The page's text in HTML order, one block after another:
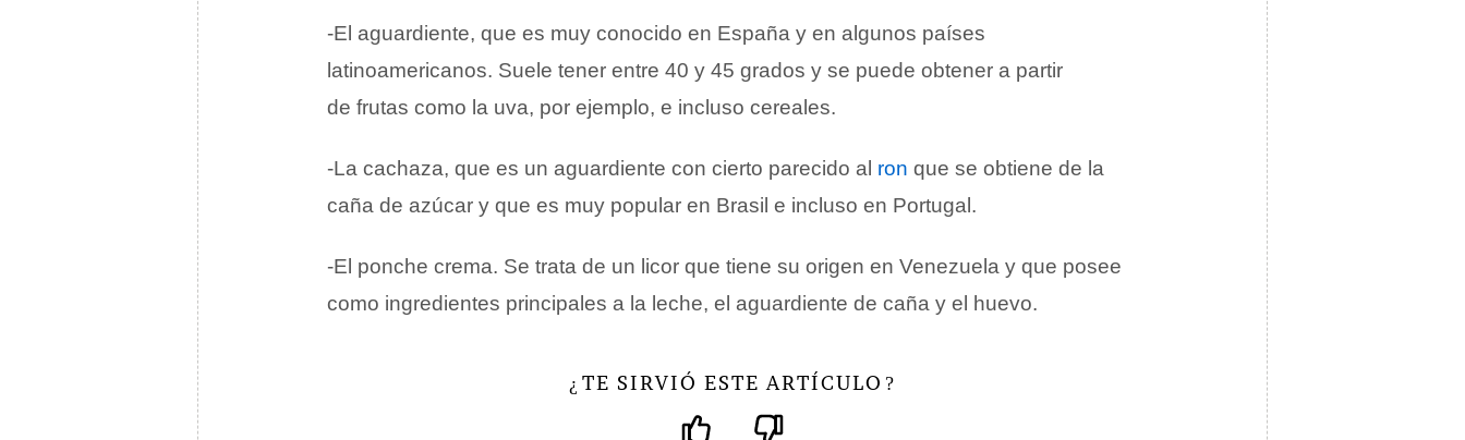
-El aguardiente, que es muy conocido en España y en algunos países
latinoamericanos. Suele tener entre 40 y 45 grados y se puede obtener a partir
de frutas como la uva, por ejemplo, e incluso cereales.
-La cachaza, que es un aguardiente con cierto parecido al ron que se obtiene de la
caña de azúcar y que es muy popular en Brasil e incluso en Portugal.
-El ponche crema. Se trata de un licor que tiene su origen en Venezuela y que posee
como ingredientes principales a la leche, el aguardiente de caña y el huevo.
¿ TE SIRVIÓ ESTE ARTÍCULO ?